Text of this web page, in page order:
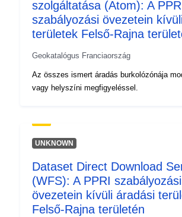
[ 7.62215805, 48.31088638
] ]
Típus:
uriRef:
http://
120066022-
szolgáltatása (Atom): A
szabályozási övezetein
területek Felső-Rajna
Geokatalógus Franciaország
Az összes ismert áradás burkolózónája
vagy helyszíni megfigyeléssel.
UNKNOWN
Dataset Direct Download
(WFS): A PPRI szabályozási
övezetein kívüli áradási
Felső-Rajna területén